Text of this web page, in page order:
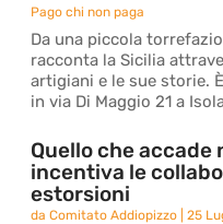
Pago chi non paga
Da una piccola
racconta la Sicilia
artigiani e le sue storie.
in via Di Maggio 21 a
Quello che accade
incentiva le
estorsioni
daComitato Addiopizzo |25